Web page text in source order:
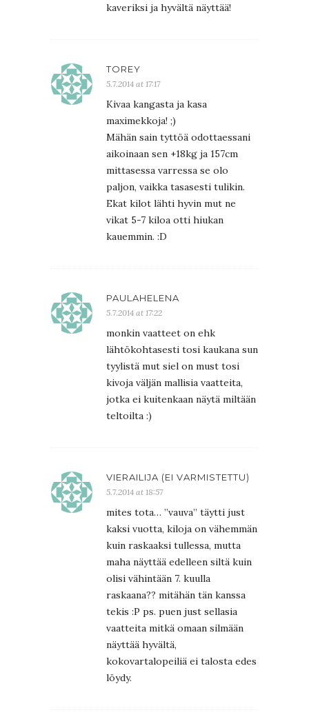
kaveriksi ja hyvältä näyttää!
TOREY
5.7.2014 at 17:17
Kivaa kangasta ja kasa
maximekkoja! ;)
Mähän sain tyttöä odottaessani
aikoinaan sen +18kg ja 157cm
mittasessa varressa se olo
paljon, vaikka tasasesti tulikin.
Ekat kilot lähti hyvin mut ne
vikat 5-7 kiloa otti hiukan
kauemmin. :D
PAULAHELENA
5.7.2014 at 17:22
monkin vaatteet on ehk
lähtökohtasesti tosi kaukana sun
tyylistä mut siel on must tosi
kivoja väljän mallisia vaatteita,
jotka ei kuitenkaan näytä miltään
teltoilta :)
VIERAILIJA (EI VARMISTETTU)
5.7.2014 at 18:57
mites tota… ”vauva” täytti just
kaksi vuotta, kiloja on vähemmän
kuin raskaaksi tullessa, mutta
maha näyttää edelleen siltä kuin
olisi vähintään 7. kuulla
raskaana?? mitähän tän kanssa
tekis :P ps. puen just sellasia
vaatteita mitkä omaan silmään
näyttää hyvältä,
kokovartalopeiliä ei talosta edes
löydy.